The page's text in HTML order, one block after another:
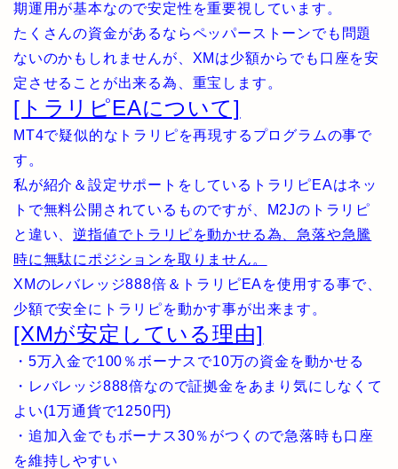
期運用が基本なので安定性を重要視しています。
たくさんの資金があるならペッパーストーンでも問題
ないのかもしれませんが、XMは少額からでも口座を安
定させることが出来る為、重宝します。
[トラリピEAについて]
MT4で疑似的なトラリピを再現するプログラムの事で
す。
私が紹介＆設定サポートをしているトラリピEAはネッ
トで無料公開されているものですが、M2Jのトラリピ
と違い、逆指値でトラリピを動かせる為、急落や急騰
時に無駄にポジションを取りません。
XMのレバレッジ888倍＆トラリピEAを使用する事で、
少額で安全にトラリピを動かす事が出来ます。
[XMが安定している理由]
・5万入金で100％ボーナスで10万の資金を動かせる
・レバレッジ888倍なので証拠金をあまり気にしなくて
よい(1万通貨で1250円)
・追加入金でもボーナス30％がつくので急落時も口座
を維持しやすい